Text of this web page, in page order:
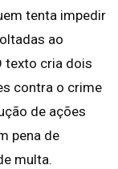
tenta impedir
ao
texto cria dois
contra o crime
de ações
pena de
multa.